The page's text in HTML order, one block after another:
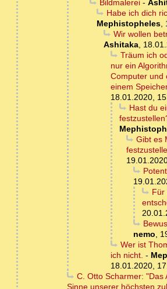
Bildmalerei-
Habe ich dich
Mephistopheles,
Wir wollen
Ashitaka,
Träum ich
nur ein
Computer und
einem
18.01.2020,
Hast du
Gibt es
Für
nemo,
Wer ist
ich nicht. -
18.01.2020,
C. Otto Scharmer: "Das
Sinne unserer höchsten